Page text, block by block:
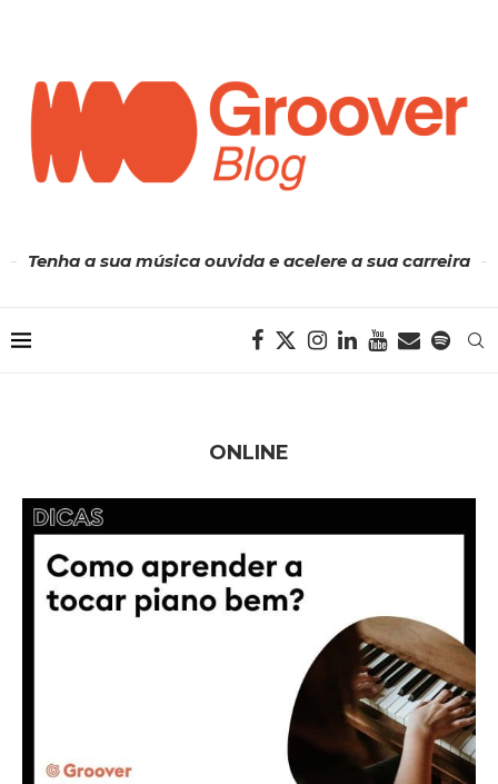
Tenha a sua música ouvida e acelere a sua carreira
ONLINE